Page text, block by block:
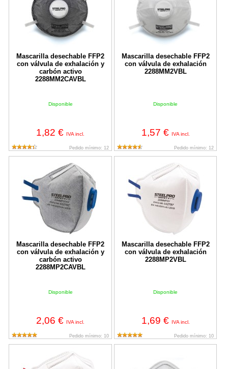
Mascarilla desechable FFP2
con válvula de exhalación y
carbón activo
2288MM2CAVBL
Disponible
1,82 € IVA incl.
Pedido mínimo: 12
Mascarilla desechable FFP2
con válvula de exhalación
2288MM2VBL
Disponible
1,57 € IVA incl.
Pedido mínimo: 12
Mascarilla desechable FFP2
con válvula de exhalación y
carbón activo
2288MP2CAVBL
Disponible
2,06 € IVA incl.
Pedido mínimo: 10
Mascarilla desechable FFP2 con válvula de exhalación y carbón
Mascarilla desechable FFP2
con válvula de exhalación
2288MP2VBL
Disponible
1,69 € IVA incl.
Pedido mínimo: 10
Mascarilla desechable FFP2